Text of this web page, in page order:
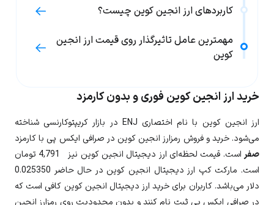
خرید ارز انجین کوین فوری و بدون کارمزد
ارز انجین کوین با نام اختصاری ENJ در بازار کریپتوکارنسی شناخته
می‌شود. خرید و فروش رمزارز انجین کوین در صرافی ایکس پی با کارمزد
صفراست. قیمت لحظه‌ای ارز دیجیتال انجین کوین نیز 4,791 تومان
است. مارکت کپ ارز دیجیتال انجین کوین در حال حاضر 0.025350
دلار می‌باشد. کاربران برای خرید ارز دیجیتال انجین کوین کافی است که
در صرافی ایکس پی ثبت نام کنند و بدون محدودیت روی رمزارز انجین
کاربردهای ارز انجین کوین چیست؟
مهمترین عامل تاثیرگذار روی قیمت ارز انجین
کوین